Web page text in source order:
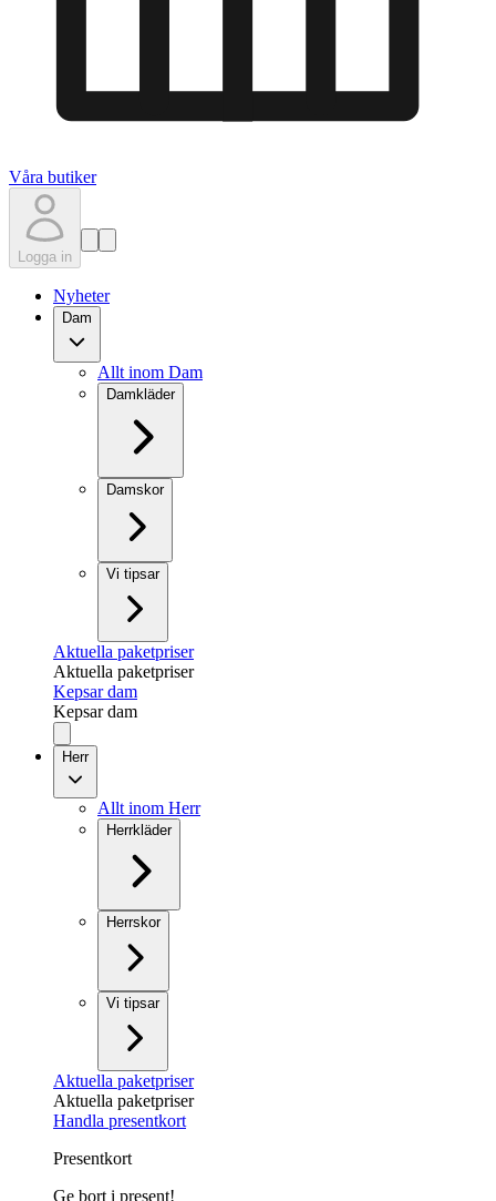
Våra butiker
Logga in
Nyheter
Dam
Allt inom Dam
Damkläder
Damskor
Vi tipsar
Aktuella paketpriser
Aktuella paketpriser
Kepsar dam
Kepsar dam
Herr
Allt inom Herr
Herrkläder
Herrskor
Vi tipsar
Aktuella paketpriser
Aktuella paketpriser
Handla presentkort
Presentkort
Ge bort i present!